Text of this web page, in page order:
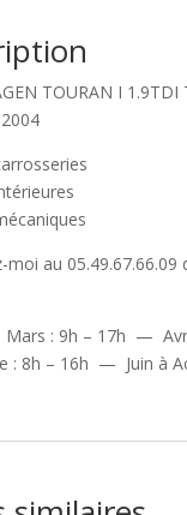
TOURAN I 1.9TDI
moi au 05.49.67.66.09
Mars : 9h – 17h —
: 8h – 16h — Juin à